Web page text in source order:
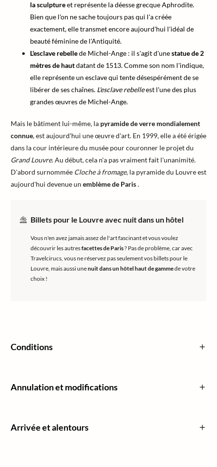
la sculptureet représente la déesse grecque Aphrodite.
Bien que l'on ne sache toujours pas qui l'a créée
exactement, elle transmet encore aujourd'hui l'idéal de
beauté féminine de l'Antiquité.
L'esclave rebellede Michel-Ange : il s'agit d'unestatue de 2
mètres de hautdatant de 1513. Comme son nom l'indique,
elle représente un esclave qui tente désespérément de se
libérer de ses chaînes. L'esclave rebelleest l'une des plus
grandes œuvres de Michel-Ange.
Mais le bâtiment lui-même, la pyramide de verre mondialement
connue, est aujourd'hui une œuvre d'art. En 1999, elle a été érigée
dans la cour intérieure du musée pour couronner le projet du
Grand Louvre. Au début, cela n'a pas vraiment fait l'unanimité.
D'abord surnommée Cloche à fromage, la pyramide du Louvre est
aujourd'hui devenue un emblème de Paris.
Billets pour le Louvre avec nuit dans un hôtel
Vous n'en avez jamais assez de l'art fascinant et vous voulez
découvrir les autresfacettes de Paris? Pas de problème, car avec
Travelcirucs, vous ne réservez pas seulement vos billets pour le
Louvre, mais aussi unenuit dans un hôtel haut de gammede votre
choix !
Conditions
Annulation et modifications
Arrivée et alentours